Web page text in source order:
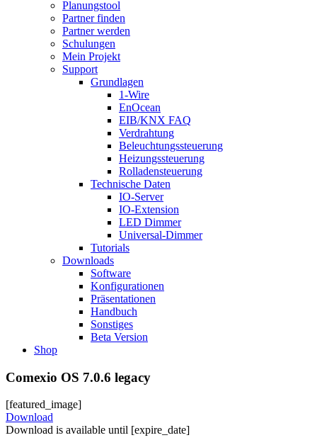
Planungstool
Partner finden
Partner werden
Schulungen
Mein Projekt
Support
Grundlagen
1-Wire
EnOcean
EIB/KNX FAQ
Verdrahtung
Beleuchtungssteuerung
Heizungssteuerung
Rolladensteuerung
Technische Daten
IO-Server
IO-Extension
LED Dimmer
Universal-Dimmer
Tutorials
Downloads
Software
Konfigurationen
Präsentationen
Handbuch
Sonstiges
Beta Version
Shop
Comexio OS 7.0.6 legacy
[featured_image]
Download
Download is available until [expire_date]